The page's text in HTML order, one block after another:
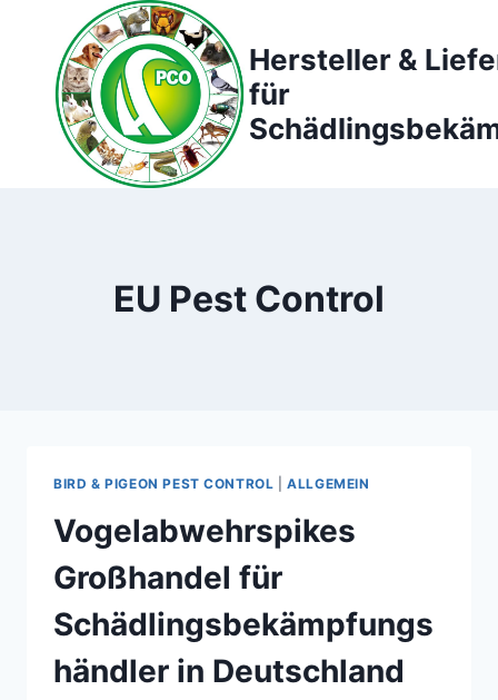
springen
Hersteller &
für
EU Pest Control
BIRD & PIGEON PEST CONTROL |ALLGEMEIN
Vogelabwehrspikes
Großhandel für
Schädlingsbekämpfungs
händler in Deutschland